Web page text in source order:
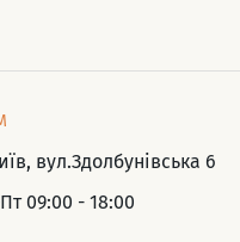
вул.Здолбунівська 6
09:00 - 18:00